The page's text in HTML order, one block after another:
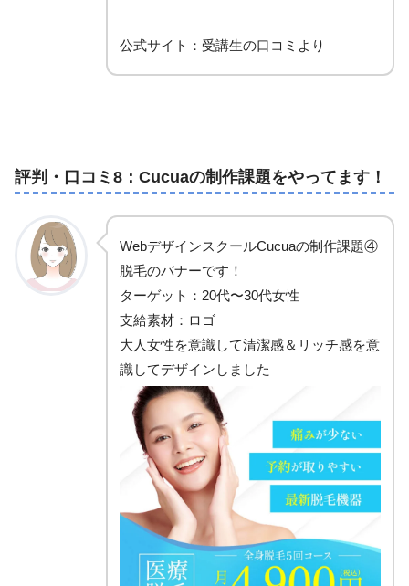
公式サイト：受講生の口コミより
評判・口コミ8：Cucuaの制作課題をやってます！
WebデザインスクールCucuaの制作課題④
脱毛のバナーです！
ターゲット：20代〜30代女性
支給素材：ロゴ
大人女性を意識して清潔感＆リッチ感を意
識してデザインしました